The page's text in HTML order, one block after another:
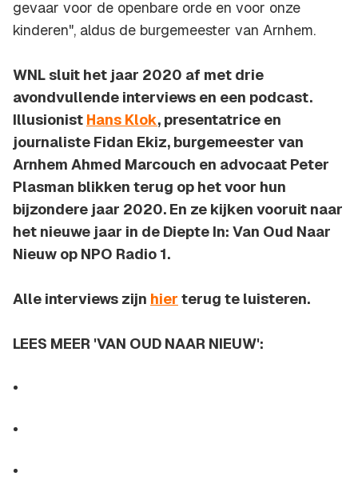
gevaar voor de openbare orde en voor onze
kinderen", aldus de burgemeester van Arnhem.
WNL sluit het jaar 2020 af met drie
avondvullende interviews en een podcast.
Illusionist Hans Klok, presentatrice en
journaliste Fidan Ekiz, burgemeester van
Arnhem Ahmed Marcouch en advocaat Peter
Plasman blikken terug op het voor hun
bijzondere jaar 2020. En ze kijken vooruit naar
het nieuwe jaar in de Diepte In: Van Oud Naar
Nieuw op NPO Radio 1.
Alle interviews zijn hier terug te luisteren.
LEES MEER 'VAN OUD NAAR NIEUW':